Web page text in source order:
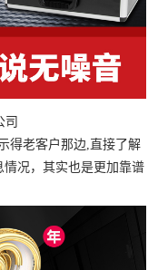
司
得老客户那边,直接了解
况，其实也是更加靠谱